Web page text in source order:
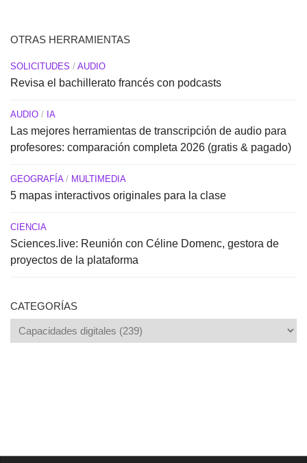
OTRAS HERRAMIENTAS
SOLICITUDES / AUDIO
Revisa el bachillerato francés con podcasts
AUDIO / IA
Las mejores herramientas de transcripción de audio para
profesores: comparación completa 2026 (gratis & pagado)
GEOGRAFÍA/ MULTIMEDIA
5 mapas interactivos originales para la clase
CIENCIA
Sciences.live: Reunión con Céline Domenc, gestora de
proyectos de la plataforma
CATEGORÍAS
Categorías